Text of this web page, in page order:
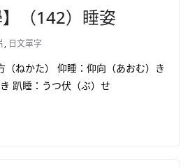
】（142）睡姿
, 日文單字
ねかた） 仰睡：仰向（あおむ）き
趴睡：うつ伏（ぶ）せ